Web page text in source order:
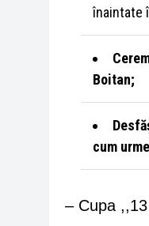
înaintate
Boitan;
cum
– Cupa